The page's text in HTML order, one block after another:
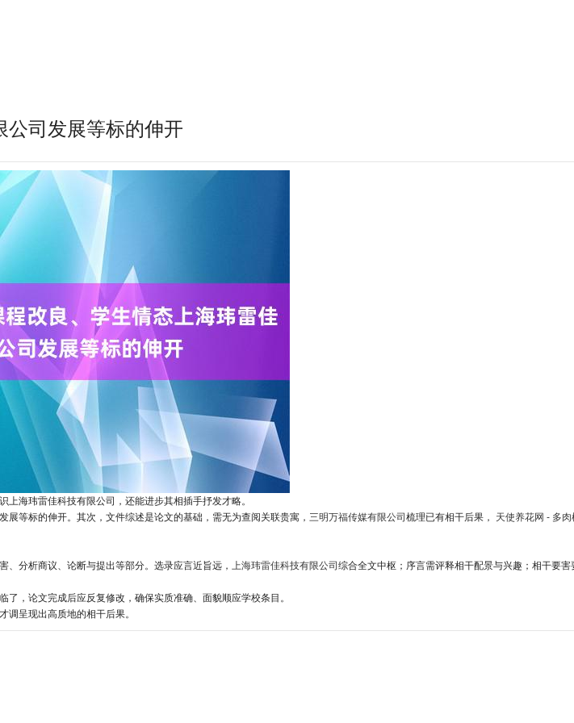
公司发展等标的伸开
海玮雷佳科技有限公司，还能进步其相插手抒发才略。
等标的伸开。其次，文件综述是论文的基础，需无为查阅关联贵寓， 三明万福传媒有限公司 梳理已有相干后果， 天使养花网 - 多肉
、分析商议、论断与提出等部分。选录应言近旨远， 上海玮雷佳科技有限公司 综合全文中枢；序言需评释相干配景与兴趣；相干要害
，论文完成后应反复修改，确保实质准确、面貌顺应学校条目。
呈现出高质地的相干后果。